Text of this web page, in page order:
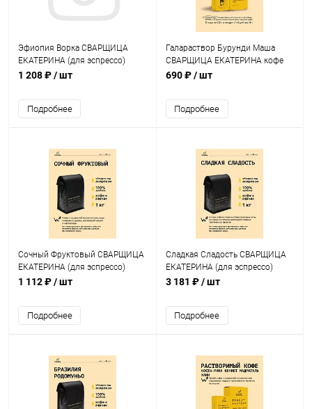
Эфиопия Ворка СВАРЩИЦА
ЕКАТЕРИНА (для эспрессо)
кофе в зернах, упак. 250 г.
1 208 ₽/ шт
Подробнее
Галараствор Бурунди Маша
СВАРЩИЦА ЕКАТЕРИНА кофе
растворимый, упак. 5 шт.
690 ₽/ шт
Подробнее
Сочный Фруктовый СВАРЩИЦА
ЕКАТЕРИНА (для эспрессо)
кофе в зернах, упак. 250 г.
1 112 ₽/ шт
Подробнее
Сладкая Cладость СВАРЩИЦА
ЕКАТЕРИНА (для эспрессо)
кофе в зернах, упак. 1 кг.
3 181 ₽/ шт
Подробнее